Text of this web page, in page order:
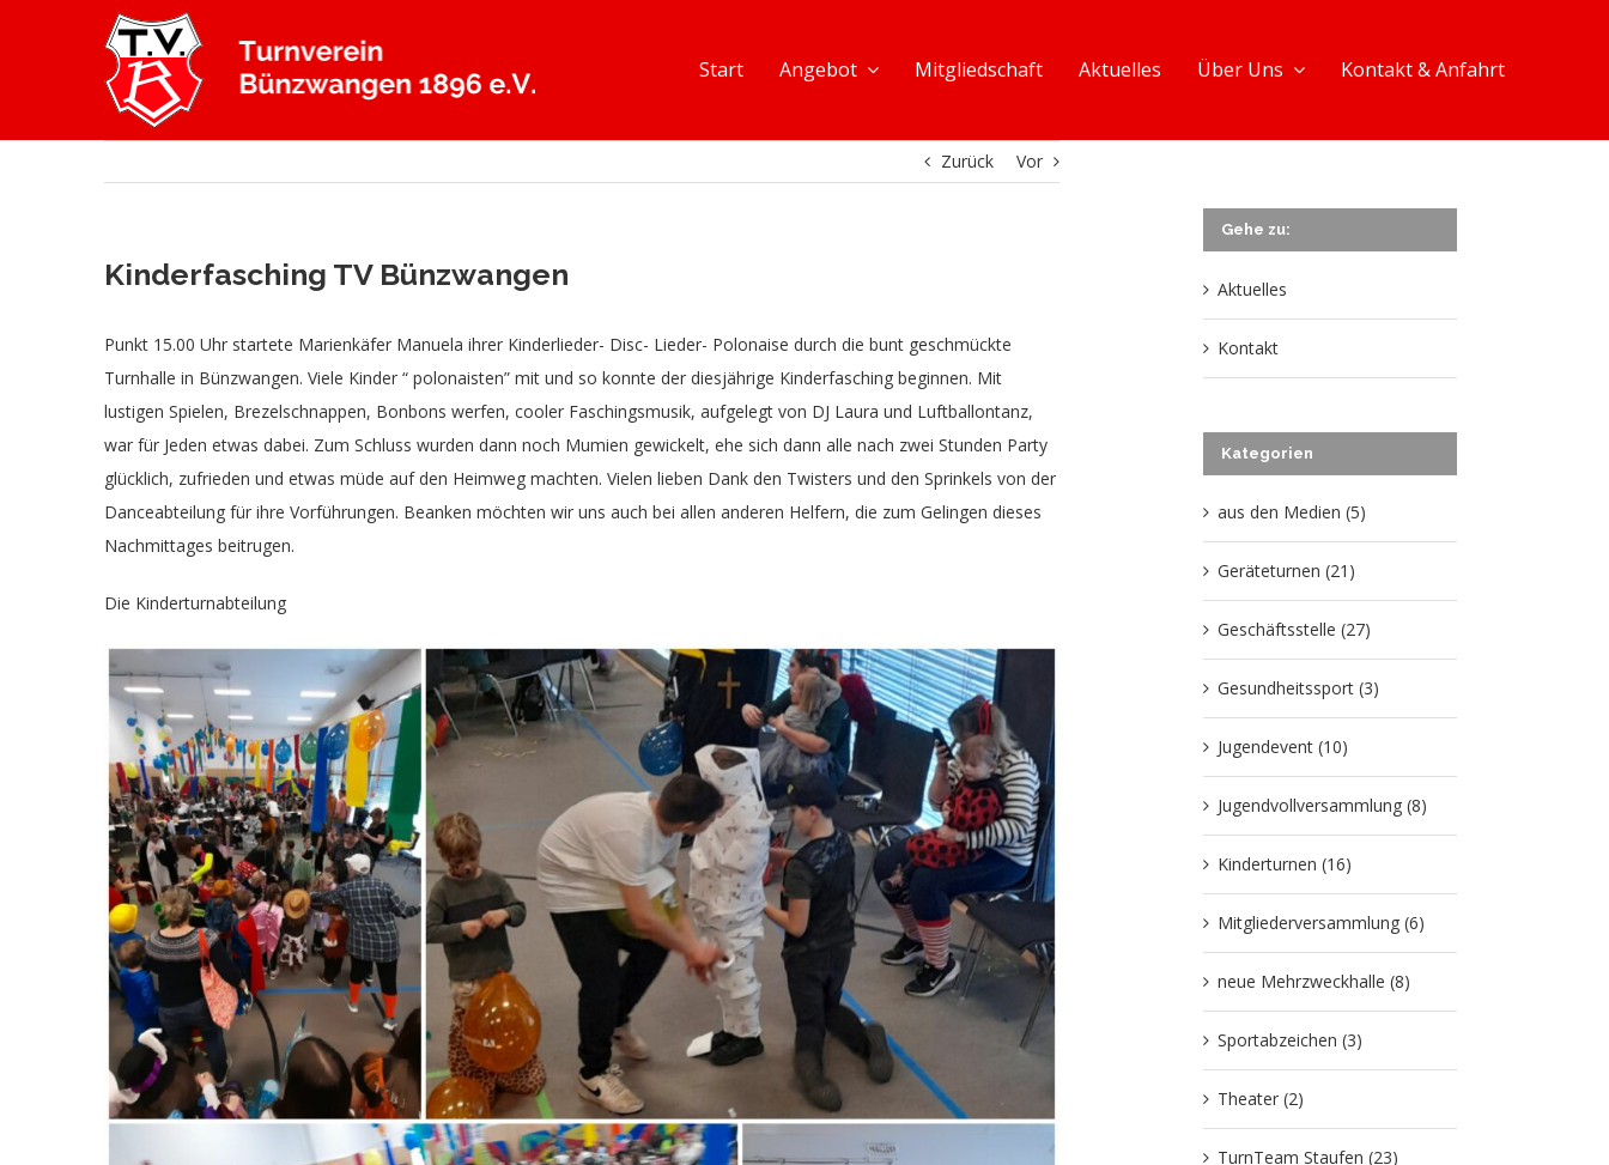
Start Angebot Mitgliedschaft Aktuelles Über Uns Kontakt & Anfahrt
Zurück Vor
Kinderfasching TV Bünzwangen
Punkt 15.00 Uhr startete Marienkäfer Manuela ihrer Kinderlieder- Disc- Lieder- Polonaise durch die bunt geschmückte
Turnhalle in Bünzwangen. Viele Kinder “ polonaisten” mit und so konnte der diesjährige Kinderfasching beginnen. Mit
lustigen Spielen, Brezelschnappen, Bonbons werfen, cooler Faschingsmusik, aufgelegt von DJ Laura und Luftballontanz,
war für Jeden etwas dabei. Zum Schluss wurden dann noch Mumien gewickelt, ehe sich dann alle nach zwei Stunden Party
glücklich, zufrieden und etwas müde auf den Heimweg machten. Vielen lieben Dank den Twisters und den Sprinkels von der
Danceabteilung für ihre Vorführungen. Beanken möchten wir uns auch bei allen anderen Helfern, die zum Gelingen dieses
Nachmittages beitrugen.
Die Kinderturnabteilung
Gehe zu:
Aktuelles
Kontakt
Kategorien
aus den Medien (5)
Geräteturnen (21)
Geschäftsstelle (27)
Gesundheitssport (3)
Jugendevent (10)
Jugendvollversammlung (8)
Kinderturnen (16)
Mitgliederversammlung (6)
neue Mehrzweckhalle (8)
Sportabzeichen (3)
Theater (2)
TurnTeam Staufen (23)